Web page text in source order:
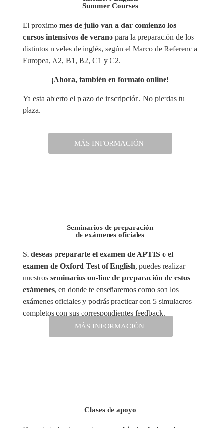
Summer Courses
El proximo mes de julio van a dar comienzo los
cursos intensivos de verano para la preparación de los
distintos niveles de inglés, según el Marco de Referencia
Europea, A2, B1, B2, C1 y C2.
¡Ahora, también en formato online!
Ya esta abierto el plazo de inscripción. No pierdas tu
plaza.
MÁS INFORMACIÓN
Seminarios de preparación
de exámenes oficiales
Si deseas prepararte el examen de APTIS o el
examen de Oxford Test of English, puedes realizar
nuestros seminarios on-line de preparación de estos
exámenes, en donde te enseñaremos como son los
exámenes oficiales y podrás practicar con 5 simulacros
completos con sus correspondientes feedback.
MÁS INFORMACIÓN
MÁS INFORMACIÓN
Clases de apoyo